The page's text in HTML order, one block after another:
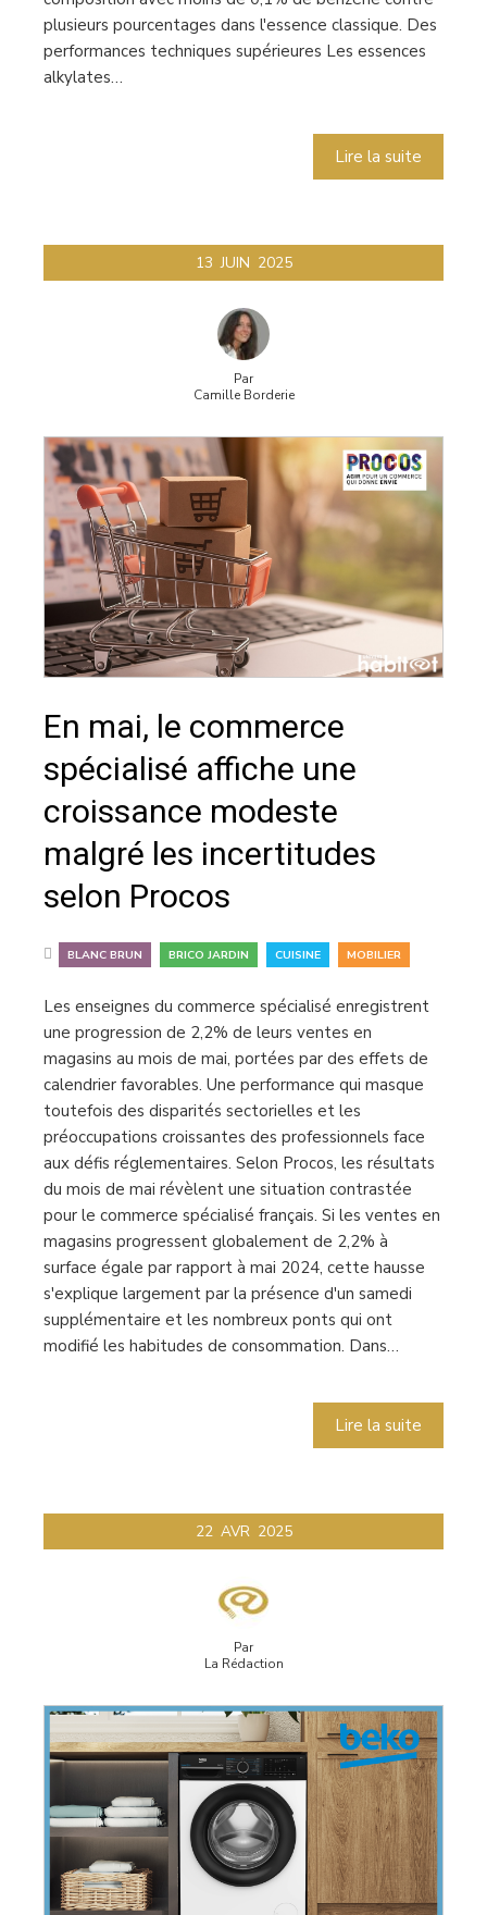
plusieurs pourcentages dans l'essence classique. Des
performances techniques supérieures Les essences
alkylates…
Lire la suite
13 JUIN 2025
Par
Camille Borderie
En mai, le commerce
spécialisé affiche une
croissance modeste
malgré les incertitudes
selon Procos
BLANC BRUN BRICO JARDIN CUISINE MOBILIER
Les enseignes du commerce spécialisé enregistrent
une progression de 2,2% de leurs ventes en
magasins au mois de mai, portées par des effets de
calendrier favorables. Une performance qui masque
toutefois des disparités sectorielles et les
préoccupations croissantes des professionnels face
aux défis réglementaires. Selon Procos, les résultats
du mois de mai révèlent une situation contrastée
pour le commerce spécialisé français. Si les ventes en
magasins progressent globalement de 2,2% à
surface égale par rapport à mai 2024, cette hausse
s'explique largement par la présence d'un samedi
supplémentaire et les nombreux ponts qui ont
modifié les habitudes de consommation. Dans…
Lire la suite
22 AVR 2025
Par
La Rédaction